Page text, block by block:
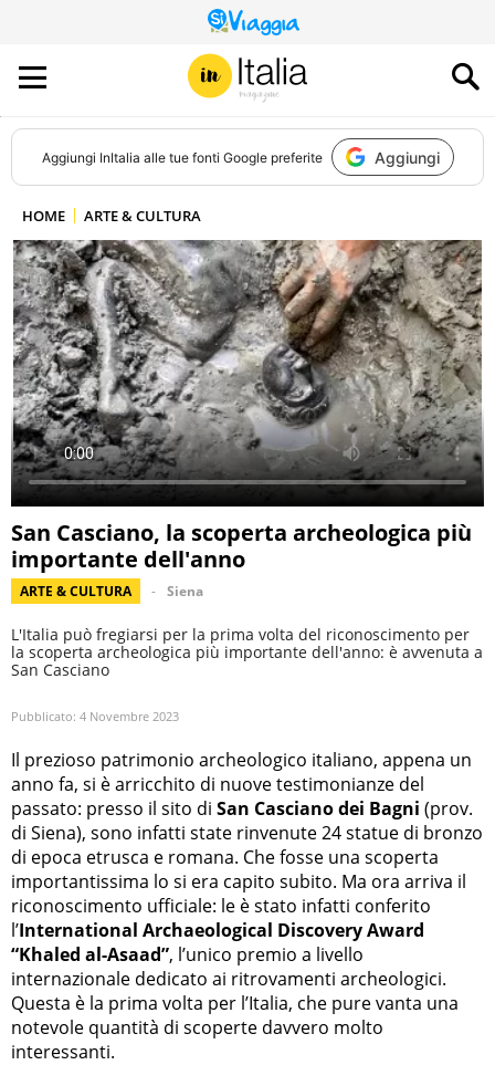
QUESTO
SITO
CONTRIBUISCE
ALL’AUDIENCE
DI
Aggiungi InItalia alle tue fonti Google preferite Aggiungi
HOME ARTE & CULTURA
San Casciano, la scoperta archeologica più
importante dell'anno
ARTE & CULTURA Siena
L'Italia può fregiarsi per la prima volta del riconoscimento per
la scoperta archeologica più importante dell'anno: è avvenuta a
San Casciano
Pubblicato: 4 Novembre 2023
Il prezioso patrimonio archeologico italiano, appena un
anno fa, si è arricchito di nuove testimonianze del
passato: presso il sito di San Casciano dei Bagni (prov.
di Siena), sono infatti state rinvenute 24 statue di bronzo
di epoca etrusca e romana. Che fosse una scoperta
importantissima lo si era capito subito. Ma ora arriva il
riconoscimento ufficiale: le è stato infatti conferito
l’International Archaeological Discovery Award
“Khaled al-Asaad”, l’unico premio a livello
internazionale dedicato ai ritrovamenti archeologici.
Questa è la prima volta per l’Italia, che pure vanta una
notevole quantità di scoperte davvero molto
interessanti.